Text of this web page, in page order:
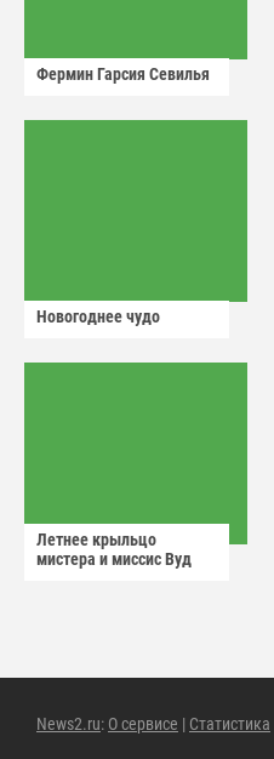
Фермин Гарсия Севилья
Новогоднее чудо
Летнее крыльцо
мистера и миссис Вуд
News2.ru: О сервисе | Статистика